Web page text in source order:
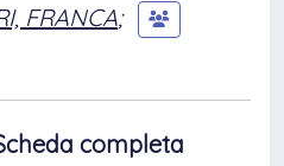
FRANCA;
completa